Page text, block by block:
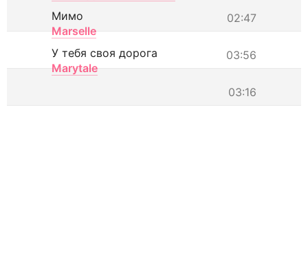
02:47
Мимо
Marselle
03:56
У тебя своя дорога
Marytale
03:16